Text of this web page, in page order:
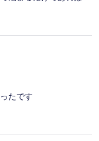
思います。 マスコ
下り坂でしたので
たです